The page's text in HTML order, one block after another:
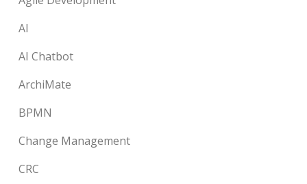
AI
AI Chatbot
ArchiMate
BPMN
Change Management
CRC